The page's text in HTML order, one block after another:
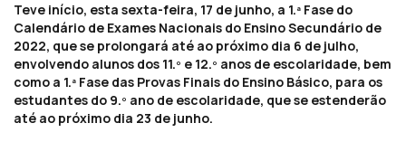
Teve início, esta sexta-feira, 17 de junho, a 1.ª Fase do
Calendário de Exames Nacionais do Ensino Secundário de
2022, que se prolongará até ao próximo dia 6 de julho,
envolvendo alunos dos 11.º e 12.º anos de escolaridade, bem
como a 1.ª Fase das Provas Finais do Ensino Básico, para os
estudantes do 9.º ano de escolaridade, que se estenderão
até ao próximo dia 23 de junho.